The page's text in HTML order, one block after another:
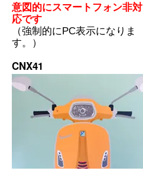
意図的にスマートフォン非対
応です
（強制的にPC表示になりま
す。）
CNX41